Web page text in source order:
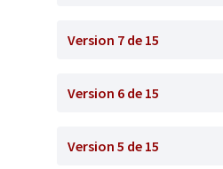
Version 7 de 15
Version 6 de 15
Version 5 de 15